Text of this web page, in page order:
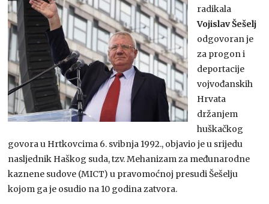
radikala
Vojislav Šešelj
odgovoran je
za progon i
deportacije
vojvođanskih
Hrvata
držanjem
huškačkog
govora u Hrtkovcima 6. svibnja 1992., objavio je u srijedu
nasljednik Haškog suda, tzv. Mehanizam za međunarodne
kaznene sudove (MICT) u pravomoćnoj presudi Šešelju
kojom ga je osudio na 10 godina zatvora.